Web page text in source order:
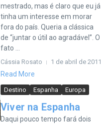
mestrado, mas é claro que eu já
tinha um interesse em morar
fora do país. Queria a clássica
de “juntar o útil ao agradável”. O
fato ...
Cássia Rosato 1 de abril de 2011
Read More
Destino Espanha Europa
Viver na Espanha
Daqui pouco tempo fará dois